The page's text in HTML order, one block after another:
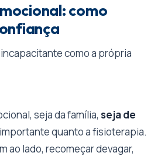
como
como a própria
seja da família, seja de
quanto a fisioterapia.
ao lado, recomeçar devagar,